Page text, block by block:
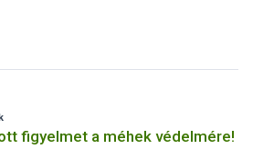
figyelmet a méhek védelmére!